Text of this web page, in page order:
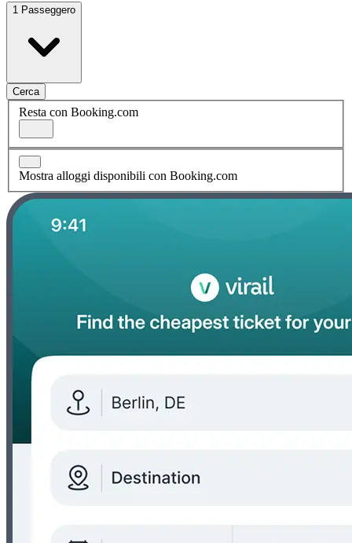
1 Passeggero
Cerca
Resta con Booking.com
Mostra alloggi disponibili con Booking.com